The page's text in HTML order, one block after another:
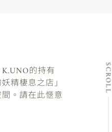
的持有
精棲息之店」
。請在此愜意